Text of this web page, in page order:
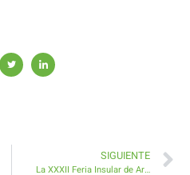
SIGUIENTE
La XXXII Feria Insular de Artesanía 2019 ya tiene Cartel